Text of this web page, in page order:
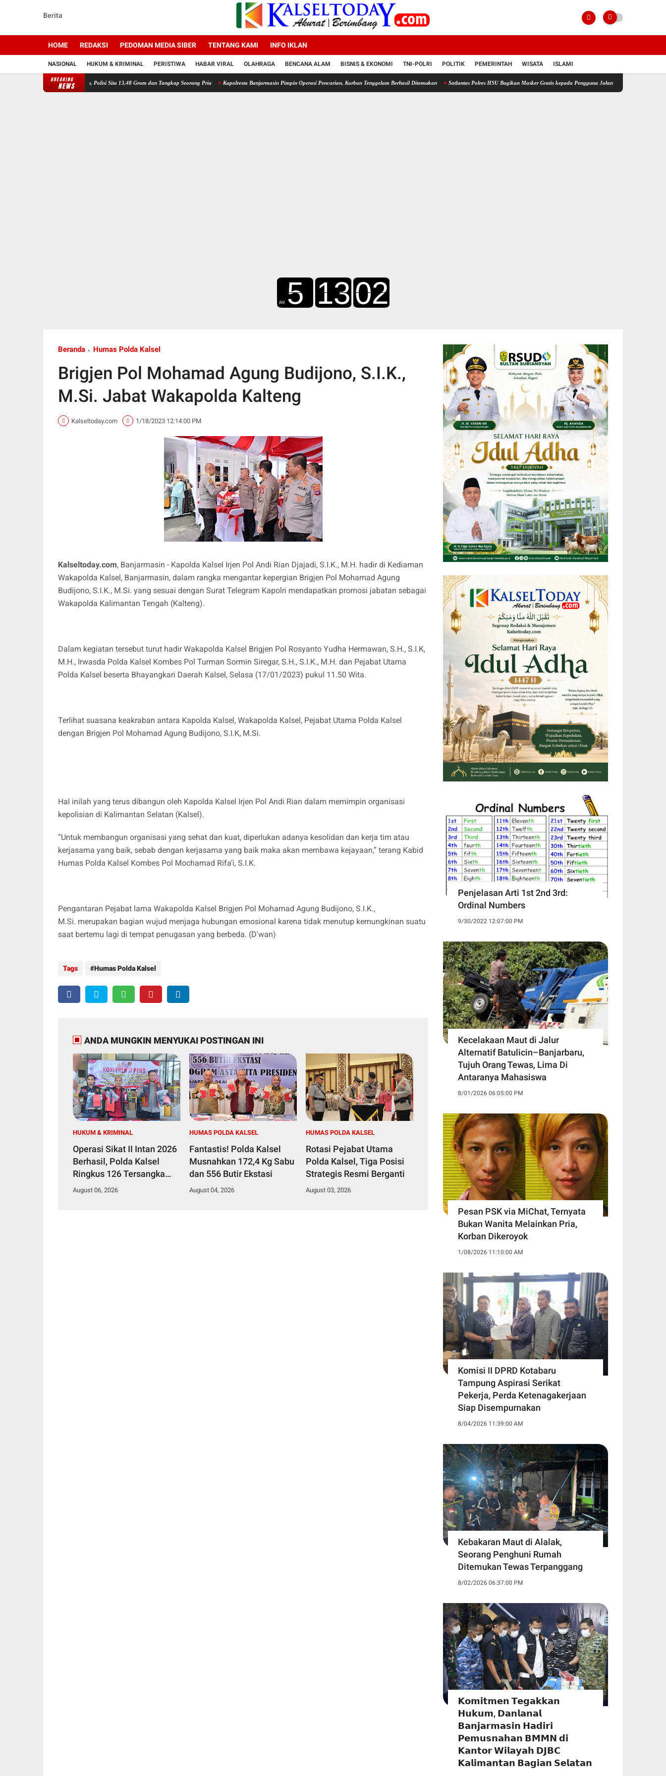
Berita
HOME REDAKSI PEDOMAN MEDIA SIBER TENTANG KAMI INFO IKLAN
NASIONAL HUKUM & KRIMINAL PERISTIWA HABAR VIRAL OLAHRAGA BENCANA ALAM BISNIS & EKONOMI TNI-POLRI POLITIK PEMERINTAH WISATA ISLAMI
BREAKING
NEWS
Peredaran Sabu, Polisi Sita 13,48 Gram dan Tangkap Seorang Pria Kapolresta Banjarmasin Pimpin Operasi Pencarian, Korban Tenggelam Berhasil Ditemukan Satlantas Polres HSU Bagikan Masker Gratis kepada Pengguna Jalan, Antisipasi Dampak Kabut Asap
Beranda Humas Polda Kalsel
Brigjen Pol Mohamad Agung Budijono, S.I.K.,
M.Si. Jabat Wakapolda Kalteng
Kalseltoday.com 1/18/2023 12:14:00 PM
Kalseltoday.com, Banjarmasin - Kapolda Kalsel Irjen Pol Andi Rian Djajadi, S.I.K., M.H. hadir di Kediaman
Wakapolda Kalsel, Banjarmasin, dalam rangka mengantar kepergian Brigjen Pol Mohamad Agung
Budijono, S.I.K., M.Si. yang sesuai dengan Surat Telegram Kapolri mendapatkan promosi jabatan sebagai
Wakapolda Kalimantan Tengah (Kalteng).
Dalam kegiatan tersebut turut hadir Wakapolda Kalsel Brigjen Pol Rosyanto Yudha Hermawan, S.H., S.I.K,
M.H., Irwasda Polda Kalsel Kombes Pol Turman Sormin Siregar, S.H., S.I.K., M.H. dan Pejabat Utama
Polda Kalsel beserta Bhayangkari Daerah Kalsel, Selasa (17/01/2023) pukul 11.50 Wita.
Terlihat suasana keakraban antara Kapolda Kalsel, Wakapolda Kalsel, Pejabat Utama Polda Kalsel
dengan Brigjen Pol Mohamad Agung Budijono, S.I.K, M.Si.
Hal inilah yang terus dibangun oleh Kapolda Kalsel Irjen Pol Andi Rian dalam memimpin organisasi
kepolisian di Kalimantan Selatan (Kalsel).
“Untuk membangun organisasi yang sehat dan kuat, diperlukan adanya kesolidan dan kerja tim atau
kerjasama yang baik, sebab dengan kerjasama yang baik maka akan membawa kejayaan,” terang Kabid
Humas Polda Kalsel Kombes Pol Mochamad Rifa’i, S.I.K.
Pengantaran Pejabat lama Wakapolda Kalsel Brigjen Pol Mohamad Agung Budijono, S.I.K.,
M.Si. merupakan bagian wujud menjaga hubungan emosional karena tidak menutup kemungkinan suatu
saat bertemu lagi di tempat penugasan yang berbeda. (D'wan)
Tags Humas Polda Kalsel
ANDA MUNGKIN MENYUKAI POSTINGAN INI
HUKUM & KRIMINAL
Operasi Sikat II Intan 2026
Berhasil, Polda Kalsel
Ringkus 126 Tersangka
dari 94 Kasus Kejahatan
August 06, 2026
HUMAS POLDA KALSEL
Fantastis! Polda Kalsel
Musnahkan 172,4 Kg Sabu
dan 556 Butir Ekstasi
August 04, 2026
HUMAS POLDA KALSEL
Rotasi Pejabat Utama
Polda Kalsel, Tiga Posisi
Strategis Resmi Berganti
August 03, 2026
Penjelasan Arti 1st 2nd 3rd:
Ordinal Numbers
9/30/2022 12:07:00 PM
Kecelakaan Maut di Jalur
Alternatif Batulicin–Banjarbaru,
Tujuh Orang Tewas, Lima Di
Antaranya Mahasiswa
8/01/2026 06:05:00 PM
Pesan PSK via MiChat, Ternyata
Bukan Wanita Melainkan Pria,
Korban Dikeroyok
1/08/2026 11:10:00 AM
Komisi II DPRD Kotabaru
Tampung Aspirasi Serikat
Pekerja, Perda Ketenagakerjaan
Siap Disempurnakan
8/04/2026 11:39:00 AM
Kebakaran Maut di Alalak,
Seorang Penghuni Rumah
Ditemukan Tewas Terpanggang
8/02/2026 06:37:00 PM
𝗞𝗼𝗺𝗶𝘁𝗺𝗲𝗻 𝗧𝗲𝗴𝗮𝗸𝗸𝗮𝗻
𝗛𝘂𝗸𝘂𝗺, 𝗗𝗮𝗻𝗹𝗮𝗻𝗮𝗹
𝗕𝗮𝗻𝗷𝗮𝗿𝗺𝗮𝘀𝗶𝗻 𝗛𝗮𝗱𝗶𝗿𝗶
𝗣𝗲𝗺𝘂𝘀𝗻𝗮𝗵𝗮𝗻 𝗕𝗠𝗠𝗡 𝗱𝗶
𝗞𝗮𝗻𝘁𝗼𝗿 𝗪𝗶𝗹𝗮𝘆𝗮𝗵 𝗗𝗝𝗕𝗖
𝗞𝗮𝗹𝗶𝗺𝗮𝗻𝘁𝗮𝗻 𝗕𝗮𝗴𝗶𝗮𝗻 𝗦𝗲𝗹𝗮𝘁𝗮𝗻